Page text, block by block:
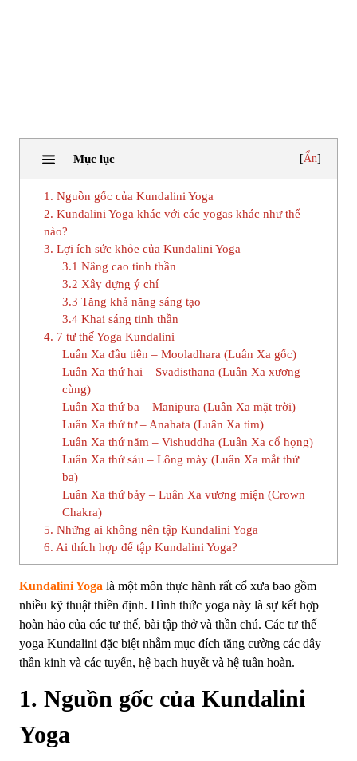
Mục lục [Ẩn]
1. Nguồn gốc của Kundalini Yoga
2. Kundalini Yoga khác với các yogas khác như thế
nào?
3. Lợi ích sức khỏe của Kundalini Yoga
3.1 Nâng cao tinh thần
3.2 Xây dựng ý chí
3.3 Tăng khả năng sáng tạo
3.4 Khai sáng tinh thần
4. 7 tư thế Yoga Kundalini
Luân Xa đầu tiên – Mooladhara (Luân Xa gốc)
Luân Xa thứ hai – Svadisthana (Luân Xa xương
cùng)
Luân Xa thứ ba – Manipura (Luân Xa mặt trời)
Luân Xa thứ tư – Anahata (Luân Xa tim)
Luân Xa thứ năm – Vishuddha (Luân Xa cổ họng)
Luân Xa thứ sáu – Lông mày (Luân Xa mắt thứ
ba)
Luân Xa thứ bảy – Luân Xa vương miện (Crown
Chakra)
5. Những ai không nên tập Kundalini Yoga
6. Ai thích hợp để tập Kundalini Yoga?
Kundalini Yoga là một môn thực hành rất cổ xưa bao gồm
nhiều kỹ thuật thiền định. Hình thức yoga này là sự kết hợp
hoàn hảo của các tư thế, bài tập thở và thần chú. Các tư thế
yoga Kundalini đặc biệt nhằm mục đích tăng cường các dây
thần kinh và các tuyến, hệ bạch huyết và hệ tuần hoàn.
1. Nguồn gốc của Kundalini
Yoga